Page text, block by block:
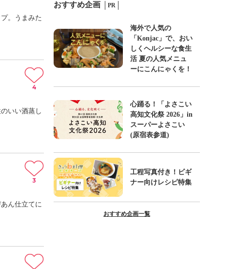
。うまみた
いい酒蒸し
4
ん仕立てに
3
おすすめ企画 PR
海外で人気の
「Konjac」で、おい
しくヘルシーな食生
活 夏の人気メニュ
ーにこんにゃくを！
心踊る！「よさこい
高知文化祭 2026」in
スーパーよさこい
(原宿表参道)
工程写真付き！ビギ
ナー向けレシピ特集
おすすめ企画一覧